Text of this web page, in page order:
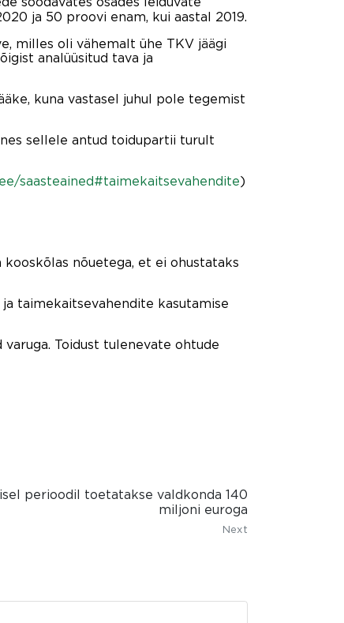
ja 50 proovi enam, kui aastal 2019.
milles oli vähemalt ühe TKV jäägi
analüüsitud tava ja
kuna vastasel juhul pole tegemist
sellele antud toidupartii turult
saasteained#taimekaitsevahendite)
nõuetega, et ei ohustataks
taimekaitsevahendite kasutamise
Toidust tulenevate ohtude
perioodil toetatakse valdkonda 140
miljoni euroga
Next